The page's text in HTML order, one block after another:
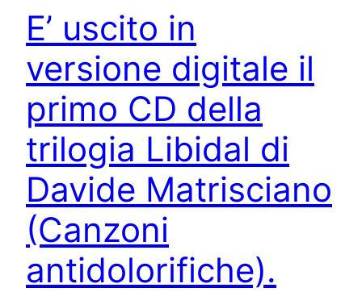
E’ uscito in
versione digitale il
primo CD della
trilogia Libidal di
Davide Matrisciano
(Canzoni
antidolorifiche).